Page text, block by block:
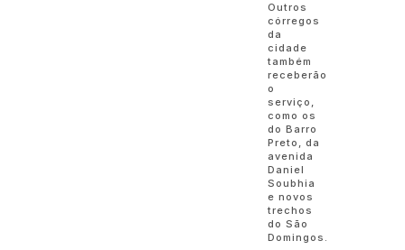
Outros
córregos
da
cidade
também
receberão
o
serviço,
como os
do Barro
Preto, da
avenida
Daniel
Soubhia
e novos
trechos
do São
Domingos.